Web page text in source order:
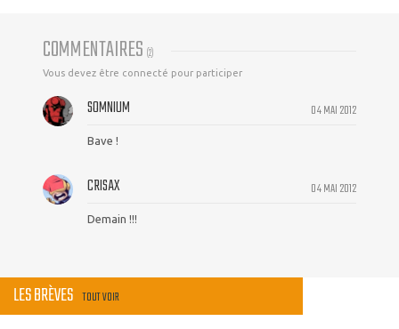
COMMENTAIRES (2)
Vous devez être connecté pour participer
04 MAI 2012
SOMNIUM
Bave !
04 MAI 2012
CRISAX
Demain !!!
LES BRÈVES TOUT VOIR